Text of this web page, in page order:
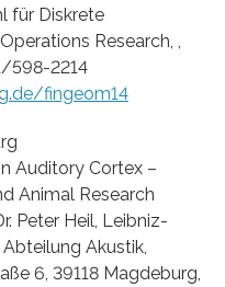
für Diskrete
Research, ,
598-2214
fingeom14
Auditory Cortex –
Animal Research
Peter Heil, Leibniz-
Akustik,
6, 39118 Magdeburg,